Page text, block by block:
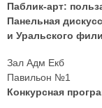
Паблик-арт:
Панельная
и Уральского
Зал Адм Екб
Павильон №1
Конкурсная